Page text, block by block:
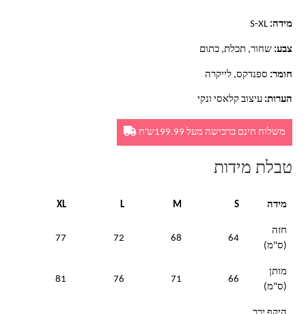
מידה: S-XL
צבע: שחור, תכלת, כתום
חומר: ספנדקס, לייקרה
הערות: עיצוב קלאסי ונקי
משלוח חינם ברכישה מעל 199.99ש'ח
טבלת מידות
מידה S
M
L
XL
חזה
(ס"מ)
64
68
72
77
מותן
(ס"מ)
66
71
76
81